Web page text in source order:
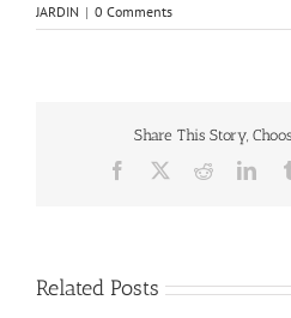
JARDIN | 0 Comments
Share This Story,
Facebook Reddit
Related Posts